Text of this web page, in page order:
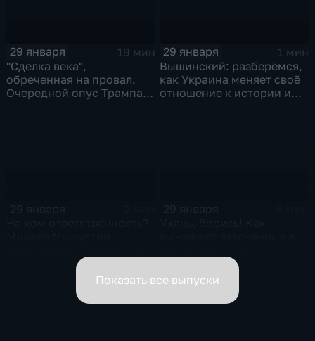
29 января
19 мин
"Сделка века",
обреченная на провал.
Очередной опус Трампа.
29 января
1 мин
Вышинский: разберёмся,
как Украина меняет своё
отношение к истории и
вице-премьеров
Показать все выпуски